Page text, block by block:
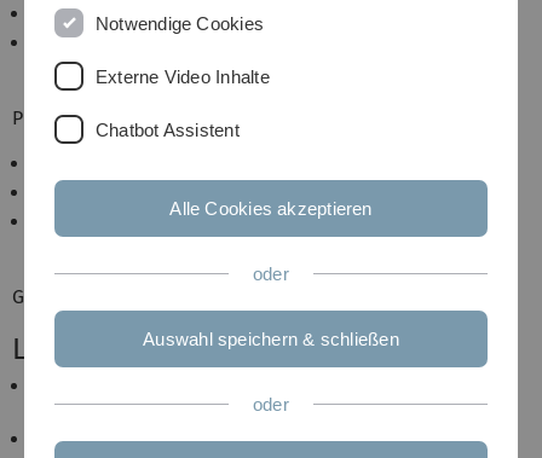
Normalformen
Resolution, Vollständigkeits- und
Korrektheitsbeweise
Prädikatenlogik
Normalformen
Resolution, Vollständigkeits- und
Grundlagen von PROLOG
Literatur
Spektrum Verlag, 2000.
Skript
Notwendige Cookies
Externe Video Inhalte
Chatbot Assistent
Alle Cookies akzeptieren
oder
Auswahl speichern & schließen
oder